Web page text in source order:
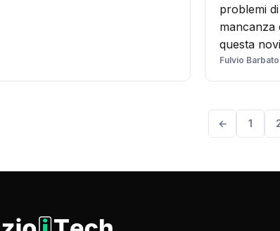
problemi
mancanza
questa
Fulvio Barbato
← 1